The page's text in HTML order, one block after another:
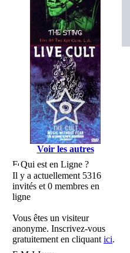
Voir les autres
Qui est en Ligne ?
Il y a actuellement 5316
invités et 0 membres en
ligne
Vous êtes un visiteur
anonyme. Inscrivez-vous
gratuitement en cliquant ici.